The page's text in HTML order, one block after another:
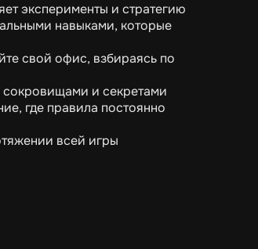
эксперименты и стратегию
навыками, которые
свой офис, взбираясь по
и секретами
где правила постоянно
всей игры